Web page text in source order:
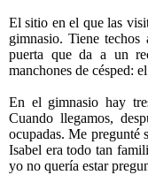
El sitio en el que las
gimnasio. Tiene techos
puerta que da a un
manchones de césped:
En el gimnasio hay
Cuando llegamos,
ocupadas. Me pregunté
Isabel era todo tan
yo no quería estar